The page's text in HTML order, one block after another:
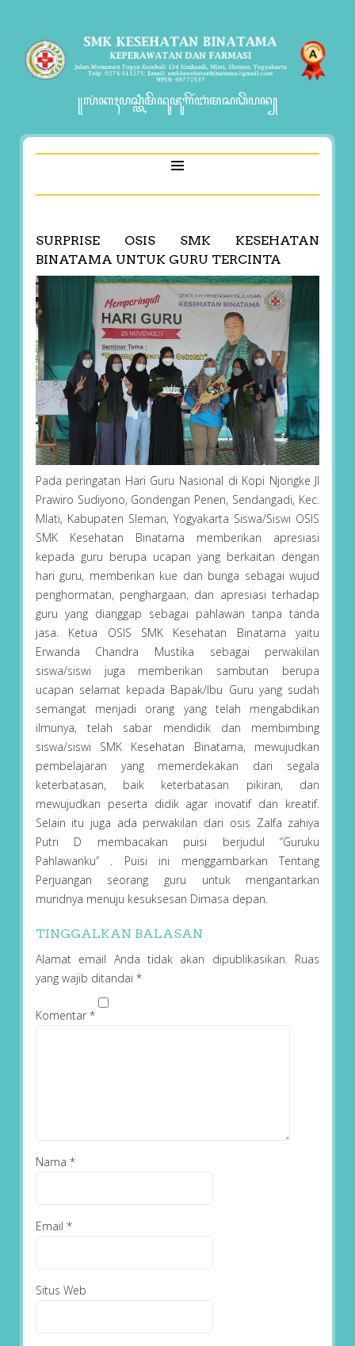
꧋ꦭꦁꦏꦃꦥꦱ꧀ꦠꦶꦩꦼꦤꦸꦗꦸꦒꦼꦂꦧꦁꦩꦱꦣꦼꦥꦤ꧀
SURPRISE OSIS SMK KESEHATAN
BINATAMA UNTUK GURU TERCINTA
Pada peringatan Hari Guru Nasional di Kopi Njongke Jl
Prawiro Sudiyono, Gondengan Penen, Sendangadi, Kec.
Mlati, Kabupaten Sleman, Yogyakarta Siswa/Siswi OSIS
SMK Kesehatan Binatama memberikan apresiasi
kepada guru berupa ucapan yang berkaitan dengan
hari guru, memberikan kue dan bunga sebagai wujud
penghormatan, penghargaan, dan apresiasi terhadap
guru yang dianggap sebagai pahlawan tanpa tanda
jasa. Ketua OSIS SMK Kesehatan Binatama yaitu
Erwanda Chandra Mustika sebagai perwakilan
siswa/siswi juga memberikan sambutan berupa
ucapan selamat kepada Bapak/Ibu Guru yang sudah
semangat menjadi orang yang telah mengabdikan
ilmunya, telah sabar mendidik dan membimbing
siswa/siswi SMK Kesehatan Binatama, mewujudkan
pembelajaran yang memerdekakan dari segala
keterbatasan, baik keterbatasan pikiran, dan
mewujudkan peserta didik agar inovatif dan kreatif.
Selain itu juga ada perwakilan dari osis Zalfa zahiya
Putri D membacakan puisi berjudul “Guruku
Pahlawanku” . Puisi ini menggambarkan Tentang
Perjuangan seorang guru untuk mengantarkan
muridnya menuju kesuksesan Dimasa depan.
TINGGALKAN BALASAN
Alamat email Anda tidak akan dipublikasikan. Ruas
yang wajib ditandai *
Komentar *
Nama *
Email *
Situs Web